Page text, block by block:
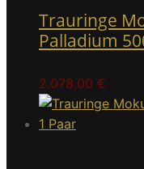
Trauringe
Palladium
2.078,00 €